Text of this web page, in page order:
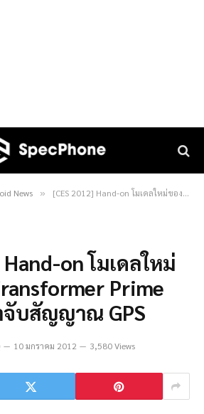
News » [CES 2012] Hand-on โมเดลใหม่ของ Asus Transformer Prime รุ่นแก้ปัญหาจับสัญญาณ GPS
on โมเดลใหม่
Prime
บสัญญาณ GPS
10 มกราคม 2012 3,580 Views